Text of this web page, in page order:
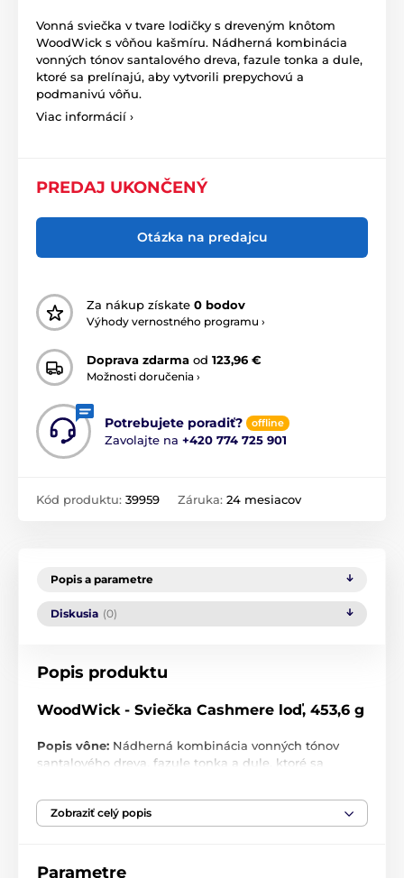
Vonná sviečka v tvare lodičky s dreveným knôtom
WoodWick s vôňou kašmíru. Nádherná kombinácia
vonných tónov santalového dreva, fazule tonka a dule,
ktoré sa prelínajú, aby vytvorili prepychovú a
podmanivú vôňu.
Viac informácií ›
PREDAJ UKONČENÝ
Otázka na predajcu
Za nákup získate 0 bodov
Výhody vernostného programu ›
Doprava zdarma od 123,96 €
Možnosti doručenia ›
Potrebujete poradiť? offline
Zavolajte na +420 774 725 901
Kód produktu: 39959 Záruka: 24 mesiacov
Popis a parametre
Diskusia (0)
Popis produktu
WoodWick - Sviečka Cashmere loď, 453,6 g
Popis vône: Nádherná kombinácia vonných tónov
santalového dreva, fazule tonka a dule, ktoré sa
Doba prevoňania
Hmotnosť
Zobraziť celý popis
Parametre